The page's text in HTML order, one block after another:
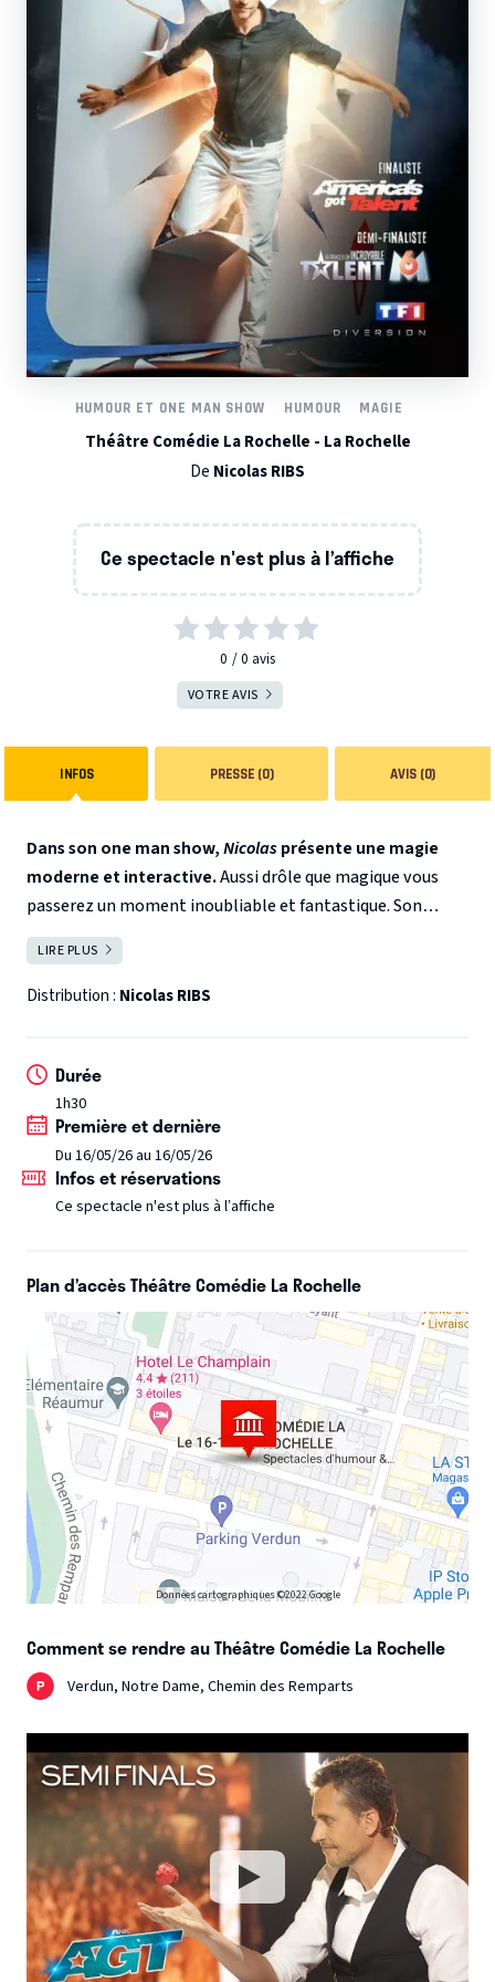
HUMOUR ET ONE MAN SHOW HUMOUR MAGIE
Théâtre Comédie La Rochelle - La Rochelle
De Nicolas RIBS
Ce spectacle n'est plus à l’affiche
0 0 avis
VOTRE AVIS
INFOS PRESSE (0) AVIS (0)
Dans son one man show,Nicolasprésente une magie
moderne et interactive.Aussi drôle que magique vous
passerez un moment inoubliable et fantastique. Son
expérience dans les plus grandes émissions de télévision
du monde lui permet de gérer le public avec aisance
! Préparez-vous à vivre une expérience unique.
LIRE PLUS
Distribution : Nicolas RIBS
Durée
1h30
Première et dernière
Du 16/05/26 au 16/05/26
Infos et réservations
Ce spectacle n'est plus à l’affiche
Plan d’accès Théâtre Comédie La Rochelle
Données cartographiques ©2022 Google
Comment se rendre au Théâtre Comédie La Rochelle
Verdun, Notre Dame, Chemin des Remparts